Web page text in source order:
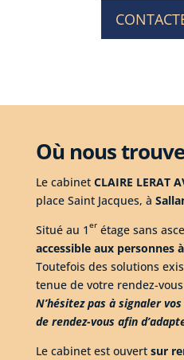
Où nous
Le cabinet CLAIRE LERAT
place Saint Jacques, à
Situé au 1erétage sans
accessible aux personnes
Toutefois des solutions
tenue de votre rendez-
N’hésitez pas à signaler
de rendez-vous afin
Le cabinet est ouvert sur